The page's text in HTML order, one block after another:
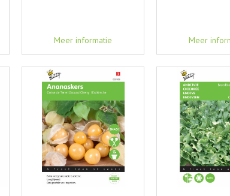
Meer informatie Meer